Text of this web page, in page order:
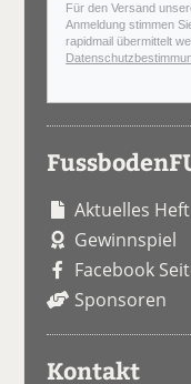
Für den Versand
Anmeldung stimmen
rapidmail übermittelt
Aktuelles
Gewinnspiel
Facebook
Sponsoren
Kontakt